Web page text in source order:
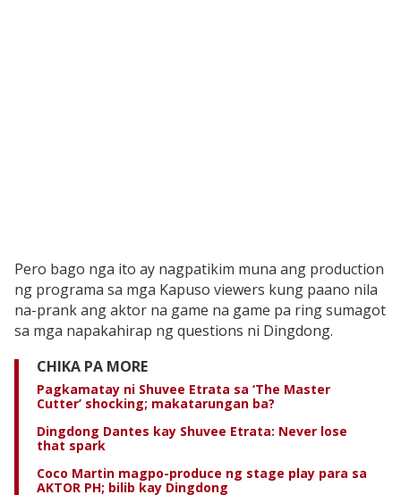
Pero bago nga ito ay nagpatikim muna ang production
ng programa sa mga Kapuso viewers kung paano nila
na-prank ang aktor na game na game pa ring sumagot
sa mga napakahirap ng questions ni Dingdong.
CHIKA PA MORE
Pagkamatay ni Shuvee Etrata sa ‘The Master
Cutter’ shocking; makatarungan ba?
Dingdong Dantes kay Shuvee Etrata: Never lose
that spark
Coco Martin magpo-produce ng stage play para sa
AKTOR PH; bilib kay Dingdong